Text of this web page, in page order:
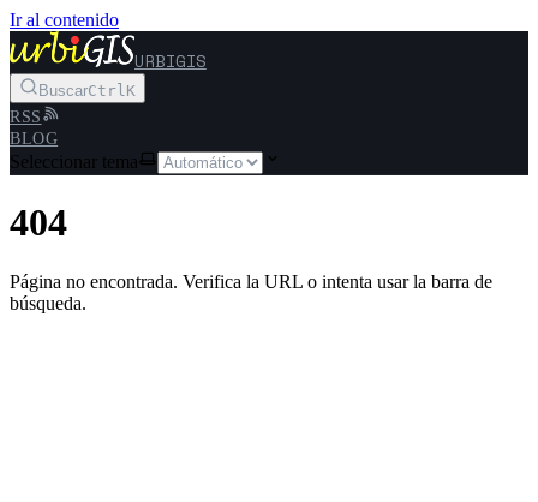
Ir al contenido
URBIGIS
BuscarCtrlK
RSS
BLOG
Seleccionar tema
404
Página no encontrada. Verifica la URL o intenta usar la barra de
búsqueda.